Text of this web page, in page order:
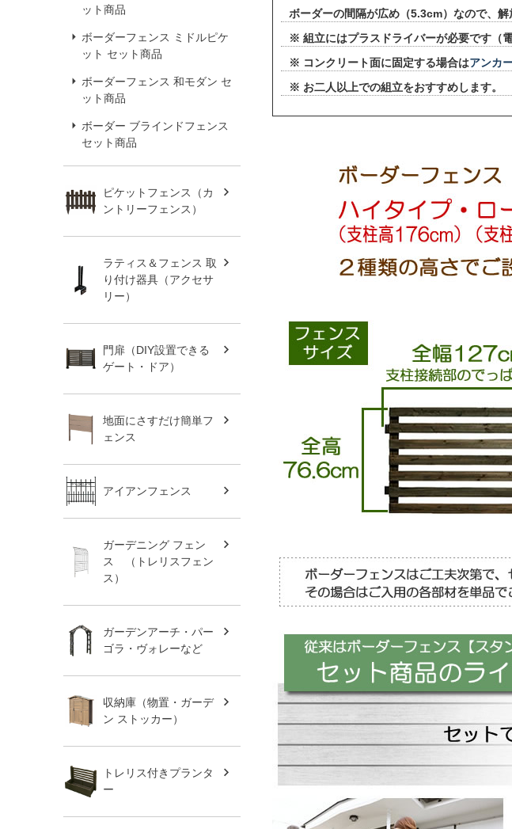
ット商品
ボーダーフェンス ミドルピケ
ット セット商品
ボーダーフェンス 和モダン セ
ット商品
ボーダー ブラインドフェンス
セット商品
ピケットフェンス（カ
ントリーフェンス）
ラティス＆フェンス 取
り付け器具（アクセサ
リー）
門扉（DIY設置できる
ゲート・ドア）
地面にさすだけ簡単フ
ェンス
アイアンフェンス
ガーデニング フェン
ス （トレリスフェン
ス）
ガーデンアーチ・パー
ゴラ・ヴォレーなど
収納庫（物置・ガーデ
ン ストッカー）
トレリス付きプランタ
ー
ボーダーの間隔が広め（5.3cm）なので、
※ 組立にはプラスドライバーが必要です（
※ コンクリート面に固定する場合はアンカ
※ お二人以上での組立をおすすめします。